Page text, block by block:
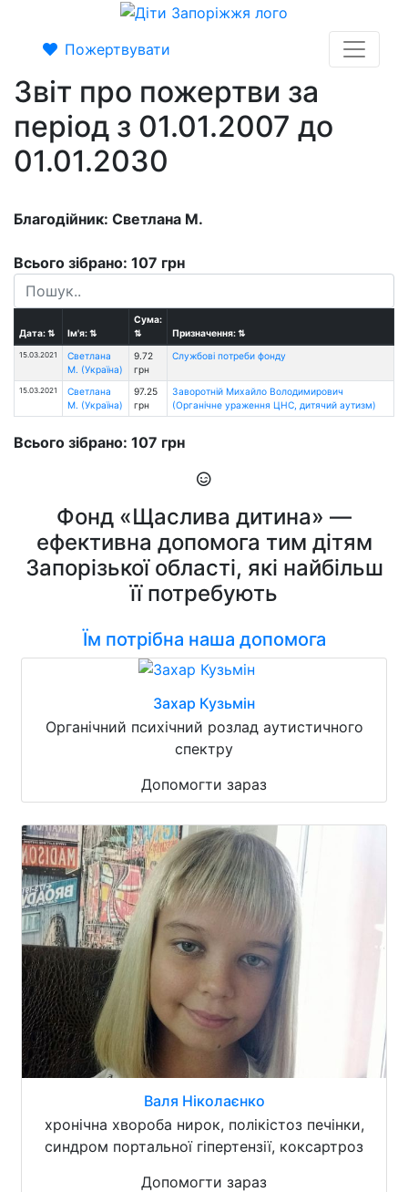
Пожертвувати
Звіт про пожертви за
період з 01.01.2007 до
01.01.2030
Благодійник: Светлана М.
Всього зібрано: 107 грн
Дата:⇅ Ім'я:⇅
Сума:
⇅
Призначення:⇅
15.03.2021
Светлана
М. (Україна)
9.72
грн
Службові потреби фонду
15.03.2021
Светлана
М. (Україна)
97.25
грн
Заворотній Михайло Володимирович
(Органічне ураження ЦНС, дитячий аутизм)
Всього зібрано: 107 грн
Фонд «Щаслива дитина» —
ефективна допомога тим дітям
Запорізької області, які найбільш
її потребують
Їм потрібна наша допомога
Захар Кузьмін
Органічний психічний розлад аутистичного
спектру
Допомогти зараз
Валя Ніколаєнко
хронічна хвороба нирок, полікістоз печінки,
синдром портальної гіпертензії, коксартроз
Допомогти зараз